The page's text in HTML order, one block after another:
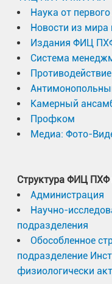
Наука от
Новости из мира
Издания ФИЦ
Система
Камерный
Профком
Медиа: Фото-
Структура ФИЦ
Администрация
Научно-
подразделения
Обособленное
подразделение
физиологически